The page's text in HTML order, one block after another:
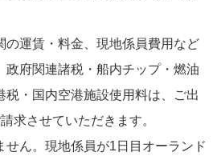
の運賃・料金、現地係員費用など
府関連諸税・船内チップ・燃油
税・国内空港施設使用料は、ご出
求させていただきます。
ん。現地係員が1日目オーランド